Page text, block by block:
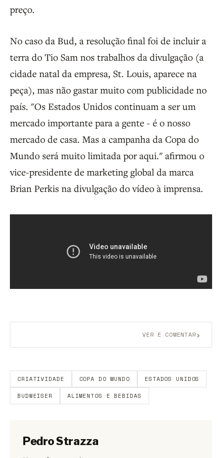
preço.
No caso da Bud, a resolução final foi de incluir a
terra do Tio Sam nos trabalhos da divulgação (a
cidade natal da empresa, St. Louis, aparece na
peça), mas não gastar muito com publicidade no
país. "Os Estados Unidos continuam a ser um
mercado importante para a gente - é o nosso
mercado de casa. Mas a campanha da Copa do
Mundo será muito limitada por aqui." afirmou o
vice-presidente de marketing global da marca
Brian Perkis na divulgação do vídeo à imprensa.
VER E COMENTAR›
CRIATIVIDADE COPA DO MUNDO ESTADOS UNIDOS
BUDWEISER ALIMENTOS E BEBIDAS
Pedro Strazza